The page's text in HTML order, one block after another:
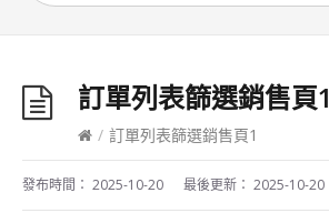
訂單列表篩選銷售頁1
/ 訂單列表篩選銷售頁1
發布時間： 2025-10-20 最後更新： 2025-10-20